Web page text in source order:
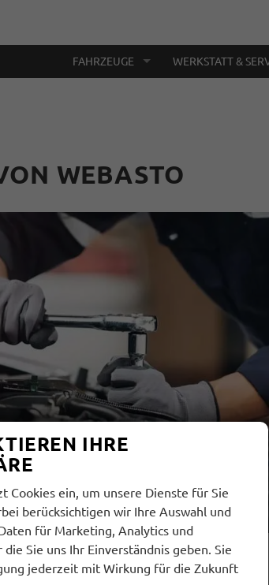
FAHRZEUGE WERKSTATT &
WEBASTO
– wann und wo immer Sie wollen.
IHRE
Cookies ein, um unsere Dienste für Sie
berücksichtigen wir Ihre Auswahl und
für Marketing, Analytics und
Sie uns Ihr Einverständnis geben. Sie
jederzeit mit Wirkung für die Zukunft